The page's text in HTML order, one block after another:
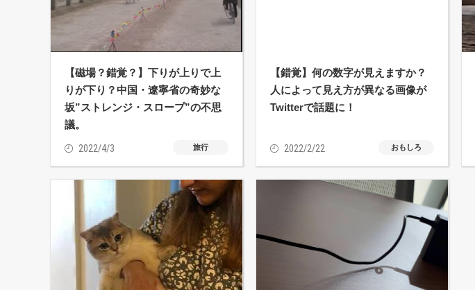
【磁場？錯覚？】下りが上りで上
りが下り？中国・遼寧省の奇妙な
坂”ストレンジ・スロープ”の不思
議。
2022/4/3 旅行
【錯覚】何の数字が見えますか？
人によって見え方が異なる画像が
Twitterで話題に！
2022/2/22 おもしろ